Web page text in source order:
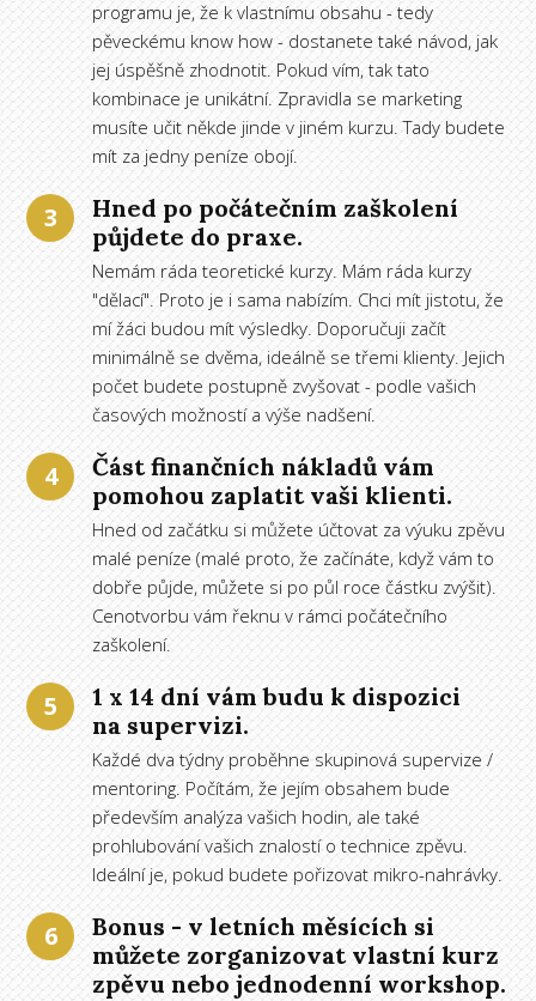
programu je, že k vlastnímu obsahu - tedy
pěveckému know how - dostanete také návod, jak
jej úspěšně zhodnotit. Pokud vím, tak tato
kombinace je unikátní. Zpravidla se marketing
musíte učit někde jinde v jiném kurzu. Tady budete
mít za jedny peníze obojí.
3
Hned po počátečním zaškolení
půjdete do praxe.
Nemám ráda teoretické kurzy. Mám ráda kurzy
"dělací". Proto je i sama nabízím. Chci mít jistotu, že
mí žáci budou mít výsledky. Doporučuji začít
minimálně se dvěma, ideálně se třemi klienty. Jejich
počet budete postupně zvyšovat - podle vašich
časových možností a výše nadšení.
4
Část finančních nákladů vám
pomohou zaplatit vaši klienti.
Hned od začátku si můžete účtovat za výuku zpěvu
malé peníze (malé proto, že začínáte, když vám to
dobře půjde, můžete si po půl roce částku zvýšit).
Cenotvorbu vám řeknu v rámci počátečního
zaškolení.
5
1 x 14 dní vám budu k dispozici
na supervizi.
Každé dva týdny proběhne skupinová supervize /
mentoring. Počítám, že jejím obsahem bude
především analýza vašich hodin, ale také
prohlubování vašich znalostí o technice zpěvu.
Ideální je, pokud budete pořizovat mikro-nahrávky.
6
Bonus - v letních měsících si
můžete zorganizovat vlastní kurz
zpěvu nebo jednodenní workshop.